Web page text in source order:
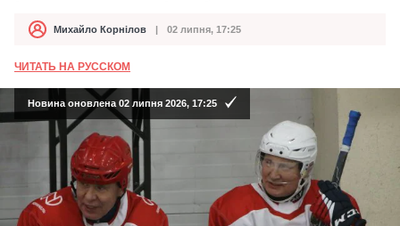
АвторМихайло Корнілов
Дата публікації 02 липня, 17:25
ЧИТАТЬ НА РУССКОМ
Новина оновлена 02 липня 2026, 17:25